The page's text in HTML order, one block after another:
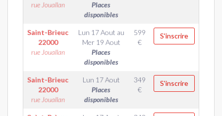
rue Jouallan
Places
disponibles
Saint-Brieuc
22000
rue Jouallan
Lun 17 Aout au
Mer 19 Aout
Places
disponibles
599
€
S'inscrire
Saint-Brieuc
22000
rue Jouallan
Lun 17 Aout
Places
disponibles
349
€
S'inscrire